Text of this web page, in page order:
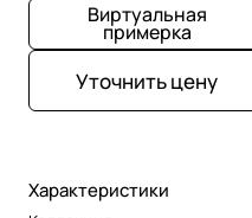
Виртуальная
примерка
Уточнить цену
Характеристики